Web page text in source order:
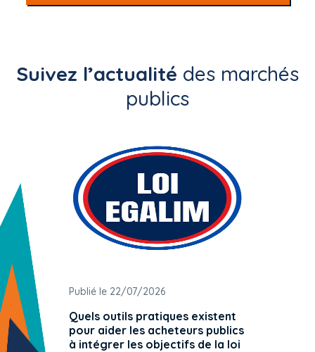
Suivez l’actualité des marchés
publics
Publié le 22/07/2026
Quels outils pratiques existent
pour aider les acheteurs publics
à intégrer les objectifs de la loi